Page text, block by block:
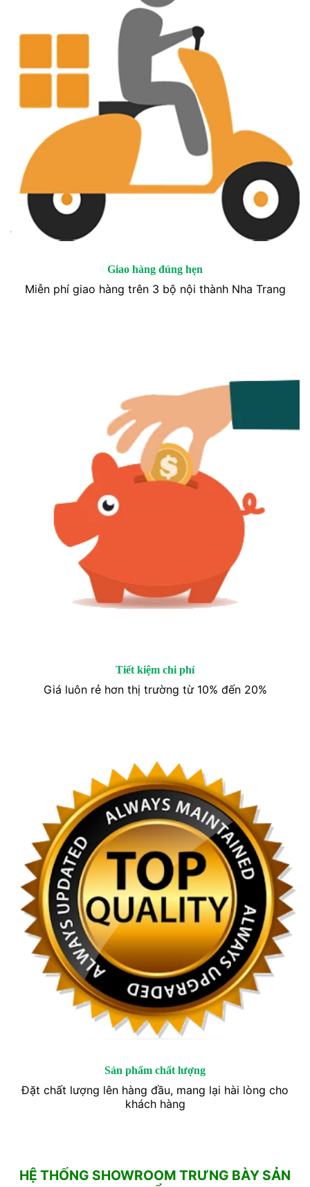
Giao hàng đúng hẹn
Miễn phí giao hàng trên 3 bộ nội thành Nha Trang
Tiết kiệm chi phí
Giá luôn rẻ hơn thị trường từ 10% đến 20%
Sản phẩm chất lượng
Đặt chất lượng lên hàng đầu, mang lại hài lòng cho
khách hàng
HỆ THỐNG SHOWROOM TRƯNG BÀY SẢN